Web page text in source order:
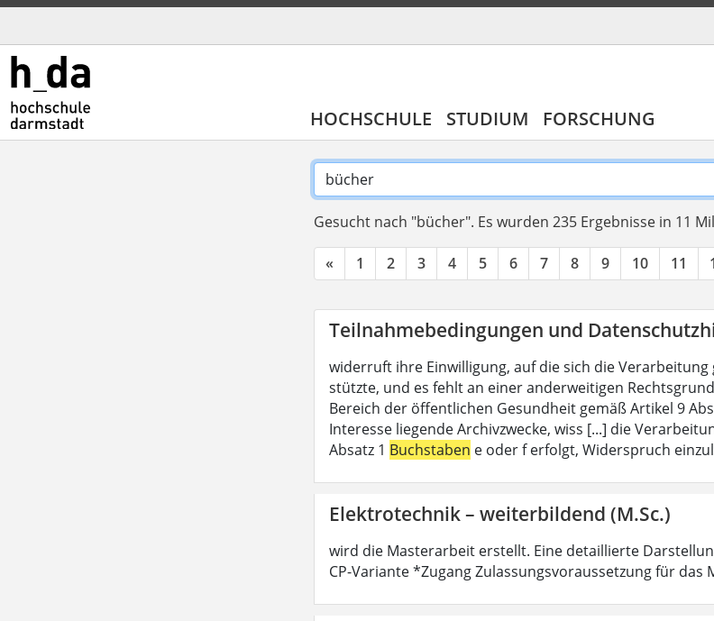
HOCHSCHULE STUDIUM FORSCHUNG
Gesucht nach "bücher". Es wurden 235 Ergebnisse in 11
« 1 2 3 4 5 6 7 8 9 10 11
Teilnahmebedingungen und
widerruft ihre Einwilligung, auf die sich die Verarbeitung
stützte, und es fehlt an einer anderweitigen
Bereich der öffentlichen Gesundheit gemäß Artikel 9
Interesse liegende Archivzwecke, wiss [...] die
Absatz 1 Buchstaben e oder f erfolgt, Widerspruch
Elektrotechnik – weiterbildend (M.Sc.)
wird die Masterarbeit erstellt. Eine detaillierte
CP-Variante *Zugang Zulassungsvoraussetzung für das